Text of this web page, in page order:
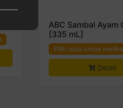
ABC Sambal Ayam
[335 mL]
Pilih toko untuk
Detail